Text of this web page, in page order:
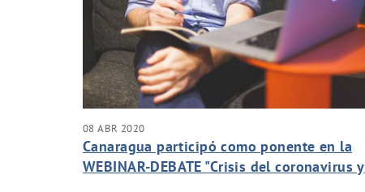
08 ABR 2020
Canaragua participó como ponente en la
WEBINAR-DEBATE "Crisis del coronavirus y